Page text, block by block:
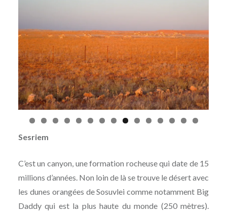
Sesriem
C’est un canyon, une formation rocheuse qui date de 15
millions d’années. Non loin de là se trouve le désert avec
les dunes orangées de Sosuvlei comme notamment Big
Daddy qui est la plus haute du monde (250 mètres).